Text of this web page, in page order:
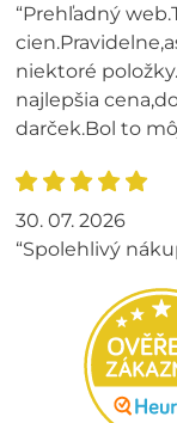
“Prehľadný
niektoré
najlepšia
darček.Bol to
30. 07. 2026
“Spolehlivý